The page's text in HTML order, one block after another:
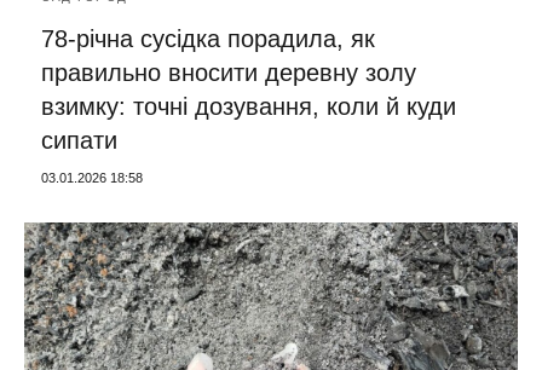
78-річна сусідка порадила, як
правильно вносити деревну золу
взимку: точні дозування, коли й куди
сипати
03.01.2026 18:58